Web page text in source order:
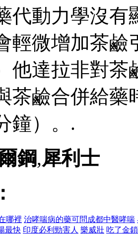
代動力學沒有
輕微增加茶鹼
他達拉非對
茶鹼合併給藥
鐘）。.
鋼,犀利士
哪裡 治哮喘病的藥可問成都中醫哮喘
最快 印度必利勁害人 樂威壯 吃了金